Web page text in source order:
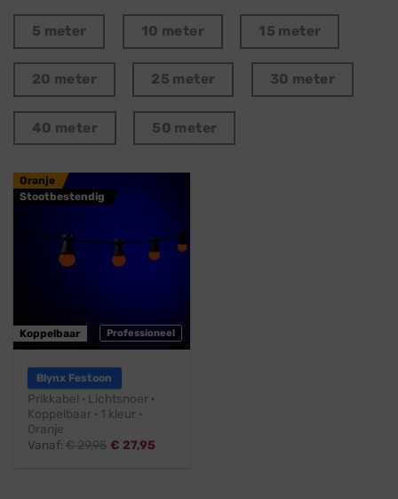
5 meter 10 meter 15 meter
20 meter 25 meter 30 meter
40 meter 50 meter
Oranje
Stootbestendig
Professioneel
Koppelbaar
Blynx Festoon
Prikkabel · Lichtsnoer ·
Koppelbaar · 1 kleur ·
Oranje
Vanaf:€29,95 € 27,95